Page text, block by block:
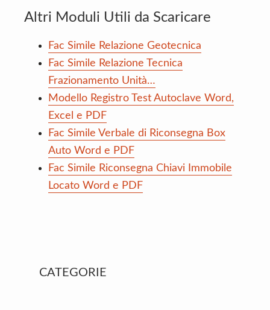
Altri Moduli Utili da Scaricare
Fac Simile Relazione Geotecnica
Fac Simile Relazione Tecnica
Frazionamento Unità…
Modello Registro Test Autoclave Word,
Excel e PDF
Fac Simile Verbale di Riconsegna Box
Auto Word e PDF
Fac Simile Riconsegna Chiavi Immobile
Locato Word e PDF
Primary
CATEGORIE